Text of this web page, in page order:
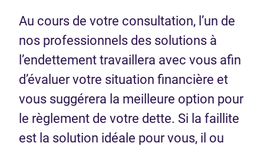
Au cours de votre consultation, l’un de
nos professionnels des solutions à
l’endettement travaillera avec vous afin
d’évaluer votre situation financière et
vous suggérera la meilleure option pour
le règlement de votre dette. Si la faillite
est la solution idéale pour vous, il ou